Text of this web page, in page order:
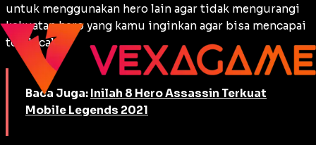
untuk menggunakan hero lain agar tidak mengurangi
kekuatan hero yang kamu inginkan agar bisa mencapai
top local.
Baca Juga: Inilah 8 Hero Assassin Terkuat
Mobile Legends 2021